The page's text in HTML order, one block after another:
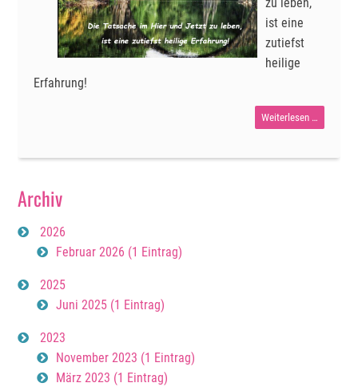
zu leben,
ist eine
zutiefst
heilige
Erfahrung!
Weiterlesen …Hier
Jetzt
Archiv
2026
Februar 2026 (1 Eintrag)
2025
Juni 2025 (1 Eintrag)
2023
November 2023 (1 Eintrag)
März 2023 (1 Eintrag)